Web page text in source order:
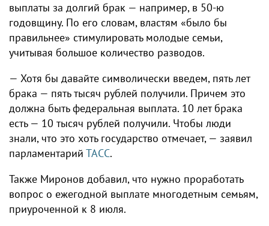
выплаты за долгий брак — например, в 50-ю
годовщину. По его словам, властям «было бы
правильнее» стимулировать молодые семьи,
учитывая большое количество разводов.
— Хотя бы давайте символически введем, пять лет
брака — пять тысяч рублей получили. Причем это
должна быть федеральная выплата. 10 лет брака
есть — 10 тысяч рублей получили. Чтобы люди
знали, что это хоть государство отмечает, — заявил
парламентарий ТАСС.
Также Миронов добавил, что нужно проработать
вопрос о ежегодной выплате многодетным семьям,
приуроченной к 8 июля.